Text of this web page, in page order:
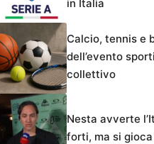
in Italia
Calcio, tennis e
dell’evento
collettivo
Nesta avverte
forti, ma si